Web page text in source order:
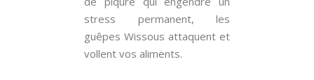
stress permanent, les
guêpes Wissous attaquent et
vollent vos aliments.